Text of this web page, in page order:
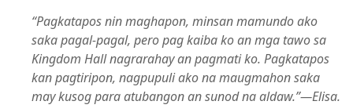
“Pagkatapos nin maghapon, minsan mamundo ako
saka pagal-pagal, pero pag kaiba ko an mga tawo sa
Kingdom Hall nagrarahay an pagmati ko. Pagkatapos
kan pagtiripon, nagpupuli ako na maugmahon saka
may kusog para atubangon an sunod na aldaw.”—Elisa.